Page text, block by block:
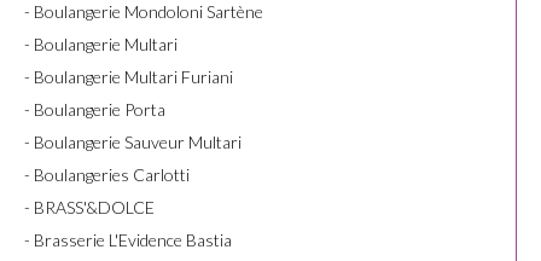
- Boulangerie Mondoloni Sartène
- Boulangerie Multari
- Boulangerie Multari Furiani
- Boulangerie Porta
- Boulangerie Sauveur Multari
- Boulangeries Carlotti
- BRASS'&DOLCE
- Brasserie L'Evidence Bastia